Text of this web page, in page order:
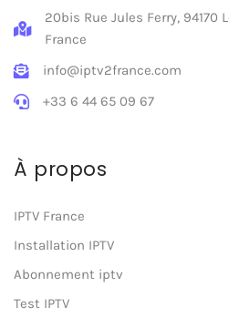
20bis Rue Jules Ferry, 94170
France
info@iptv2france.com
+33 6 44 65 09 67
À propos
IPTV France
Installation IPTV
Abonnement iptv
Test IPTV